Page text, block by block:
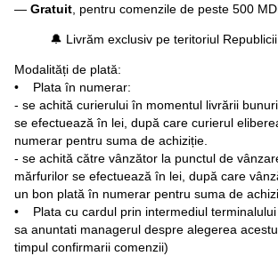
— Gratuit , pentru comenzile de peste 500
🔔 Livrăm exclusiv pe teritoriul Republicii
Modalități de plată:
• Plata în numerar:
- se achită curierului în momentul livrării
se efectuează în lei, după care curierul
numerar pentru suma de achiziție.
- se achită către vânzător la punctul de
mărfurilor se efectuează în lei, după care
un bon plată în numerar pentru suma de
• Plata cu cardul prin intermediul terminalului
sa anuntati managerul despre alegerea
timpul confirmarii comenzii)